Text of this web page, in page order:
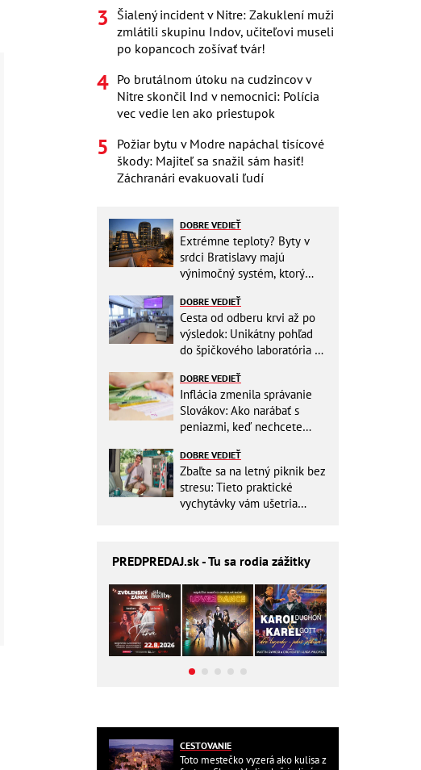
Šialený incident v Nitre: Zakuklení muži
zmlátili skupinu Indov, učiteľovi museli
po kopancoch zošívať tvár!
Po brutálnom útoku na cudzincov v
Nitre skončil Ind v nemocnici: Polícia
vec vedie len ako priestupok
Požiar bytu v Modre napáchal tisícové
škody: Majiteľ sa snažil sám hasiť!
Záchranári evakuovali ľudí
DOBRE VEDIEŤ
Extrémne teploty? Byty v
srdci Bratislavy majú
výnimočný systém, ktorý
DOBRE VEDIEŤ
Cesta od odberu krvi až po
výsledok: Unikátny pohľad
do špičkového laboratória na
DOBRE VEDIEŤ
Inflácia zmenila správanie
Slovákov: Ako narábať s
peniazmi, keď nechcete
DOBRE VEDIEŤ
Zbaľte sa na letný piknik bez
stresu: Tieto praktické
vychytávky vám ušetria
PREDPREDAJ.sk - Tu sa rodia zážitky
CESTOVANIE
Toto mestečko vyzerá ako kulisa z